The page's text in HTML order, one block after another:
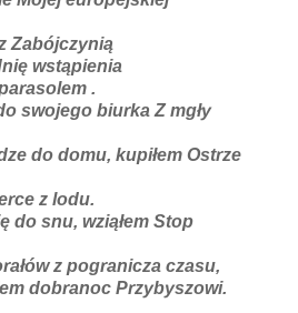
Zabójczynią
wstąpienia
.
swojego biurka Z mgły
do domu, kupiłem Ostrze
z lodu.
do snu, wziąłem Stop
z pogranicza czasu,
dobranoc Przybyszowi.